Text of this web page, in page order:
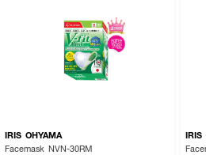
IRIS OHYAMA
Facemask NVN-30RM
IRIS